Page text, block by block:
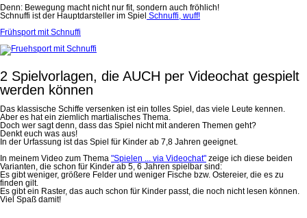
Denn: Bewegung macht nicht nur fit, sondern auch fröhlich!
Schnuffi ist der Hauptdarsteller im Spiel Schnuffi, wuff!
Frühsport mit Schnuffi
2 Spielvorlagen, die AUCH per Videochat gespielt
werden können
Das klassische Schiffe versenken ist ein tolles Spiel, das viele Leute kennen.
Aber es hat ein ziemlich martialisches Thema.
Doch wer sagt denn, dass das Spiel nicht mit anderen Themen geht?
Denkt euch was aus!
In der Urfassung ist das Spiel für Kinder ab 7,8 Jahren geeignet.
In meinem Video zum Thema "Spielen ... via Videochat" zeige ich diese beiden
Varianten, die schon für Kinder ab 5, 6 Jahren spielbar sind:
Es gibt weniger, größere Felder und weniger Fische bzw. Ostereier, die es zu
finden gilt.
Es gibt ein Raster, das auch schon für Kinder passt, die noch nicht lesen können.
Viel Spaß damit!